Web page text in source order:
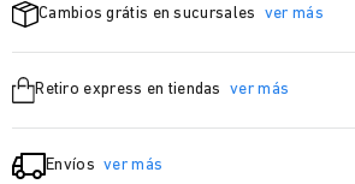
Cambios grátis en sucursales ver más
Retiro express en tiendas ver más
Envíos ver más